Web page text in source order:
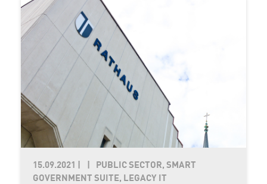
15.09.2021
PUBLIC SECTOR, SMART
GOVERNMENT SUITE, LEGACY IT